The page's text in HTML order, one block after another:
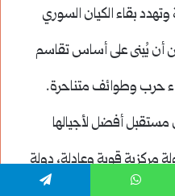
بقاء الكيان السوري
أن يُبنى على أساس تقاسم
حرب وطوائف متناحرة.
مستقبل أفضل لأجيالها
مركزية قوية وعادلة، دولة